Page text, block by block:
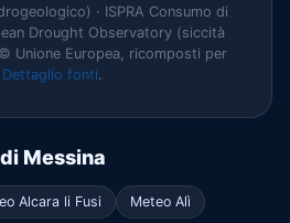
· ISPRA Consumo di
Drought Observatory (siccità
Unione Europea, ricomposti per
Dettaglio fonti.
Messina
Alcara li Fusi Meteo Alì